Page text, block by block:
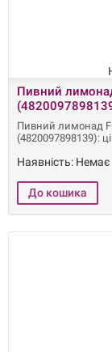
Пивний
Пивний лимонад
(4820097898139):
Наявність: Немає